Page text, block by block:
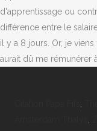
d'apprentissage ou
différence entre le
il y a 8 jours. Or, je
aurait dû me rémunérer